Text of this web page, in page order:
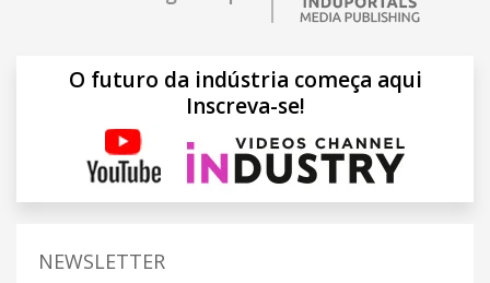
O futuro da indústria começa aqui
Inscreva-se!
NEWSLETTER